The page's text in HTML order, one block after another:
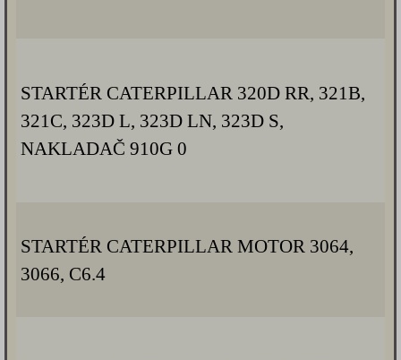
STARTÉR CATERPILLAR 320D RR, 321B,
321C, 323D L, 323D LN, 323D S,
NAKLADAČ 910G 0
STARTÉR CATERPILLAR MOTOR 3064,
3066, C6.4